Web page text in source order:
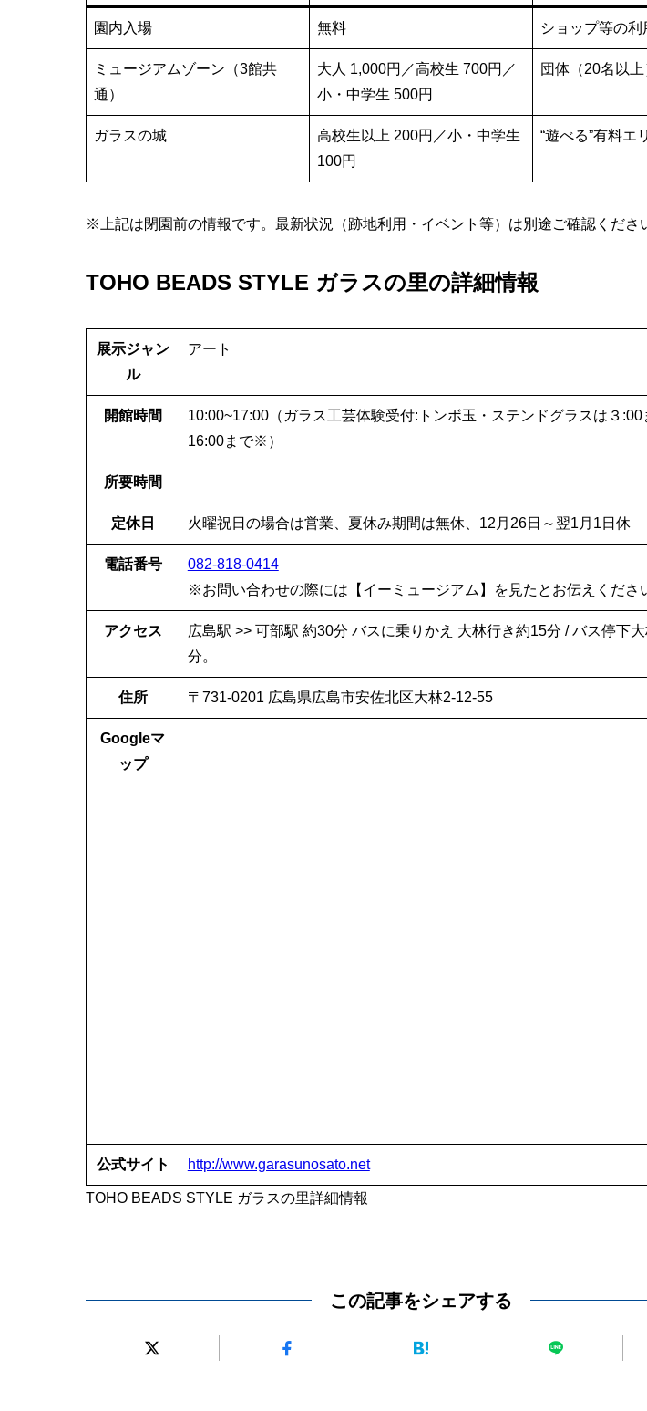
園内入場 無料 ショップ等の利
ミュージアムゾーン（3館共
通）
大人 1,000円／高校生 700円／
小・中学生 500円
団体（20名以上
ガラスの城
高校生以上 200円／小・中学生
100円
“遊べる”有料エ
※上記は閉園前の情報です。最新状況（跡地利用・イベント等）は別途ご確認くださ
TOHO BEADS STYLE ガラスの里の詳細情報
展示ジャン
ル
アート
開館時間
10:00~17:00（ガラス工芸体験受付:トンボ玉・ステンドグラスは３:00
16:00まで※）
所要時間
定休日 火曜祝日の場合は営業、夏休み期間は無休、12月26日～翌1月1日休
電話番号
082-818-0414
※お問い合わせの際には【イーミュージアム】を見たとお伝えくださ
アクセス
広島駅 >> 可部駅 約30分 バスに乗りかえ 大林行き約15分 / バス停下
分。
住所 〒731-0201 広島県広島市安佐北区大林2-12-55
Googleマ
ップ
公式サイト http://www.garasunosato.net
TOHO BEADS STYLE ガラスの里詳細情報
この記事をシェアする